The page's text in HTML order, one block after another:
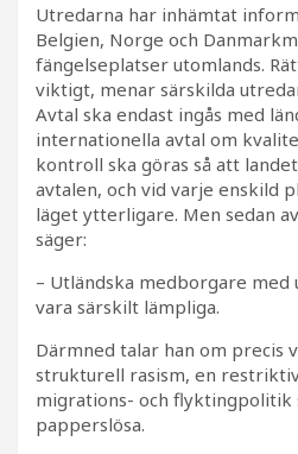
Utredarna har inhämtat
Belgien, Norge och
fängelseplatser utomlands.
viktigt, menar särskilda
Avtal ska endast ingås med
internationella avtal om
kontroll ska göras så att
avtalen, och vid varje enskild
läget ytterligare. Men sedan
säger:
– Utländska medborgare med
vara särskilt lämpliga.
Därmned talar han om precis
strukturell rasism, en
migrations- och flyktingpolitik
papperslösa.